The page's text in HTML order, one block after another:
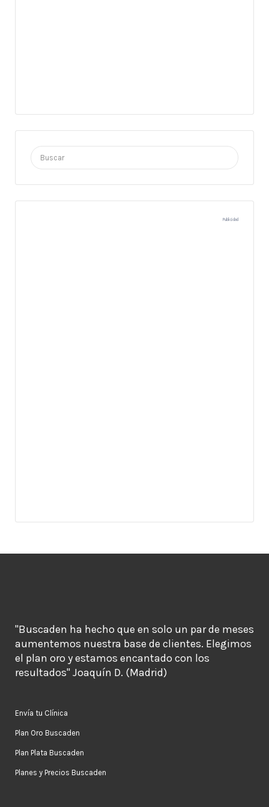
Buscar
por:
Publicidad
"Buscaden ha hecho que en solo un par de meses
aumentemos nuestra base de clientes. Elegimos
el plan oro y estamos encantado con los
resultados" Joaquín D. (Madrid)
Envía tu Clínica
Plan Oro Buscaden
Plan Plata Buscaden
Planes y Precios Buscaden